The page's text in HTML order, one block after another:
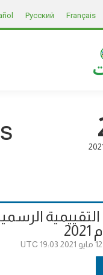
Français
Русский